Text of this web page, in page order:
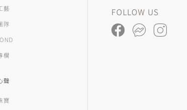
藝
隊
欄
聲
寶
FOLLOW US